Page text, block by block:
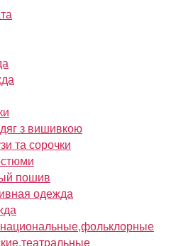
з вишивкою
та сорочки
пошив
одежда